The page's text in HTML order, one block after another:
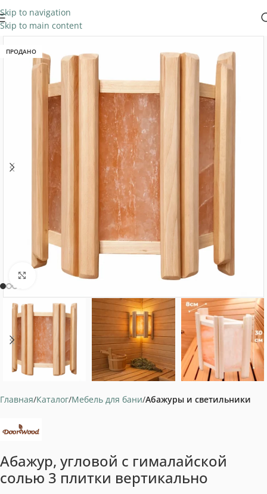
Skip to navigation
Skip to main content
ПРОДАНО
Нажмите, чтобы увеличить
Главная Каталог Мебель для бани Абажуры и светильники
Абажур, угловой с гималайской
солью 3 плитки вертикально